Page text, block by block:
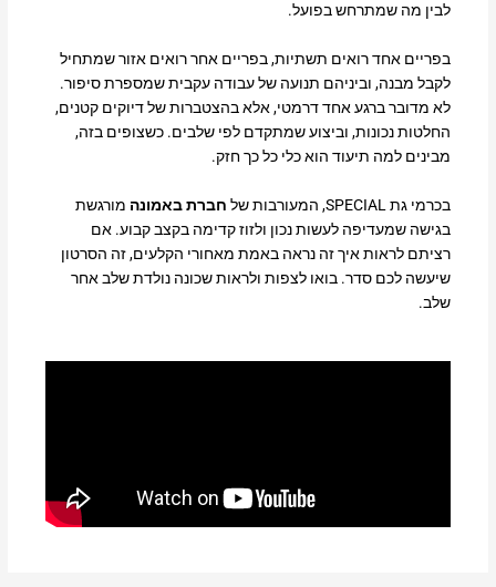
לבין מה שמתרחש בפועל.
בפריים אחד רואים תשתיות, בפריים אחר רואים אזור שמתחיל
לקבל מבנה, וביניהם תנועה של עבודה עקבית שמספרת סיפור.
לא מדובר ברגע אחד דרמטי, אלא בהצטברות של דיוקים קטנים,
החלטות נכונות, וביצוע שמתקדם לפי שלבים. כשצופים בזה,
מבינים למה תיעוד הוא כלי כל כך חזק.
בכרמי גת SPECIAL, המעורבות של חברת באמונה מורגשת
בגישה שמעדיפה לעשות נכון ולזוז קדימה בקצב קבוע. אם
רציתם לראות איך זה נראה באמת מאחורי הקלעים, זה הסרטון
שיעשה לכם סדר. בואו לצפות ולראות שכונה נולדת שלב אחר
שלב.